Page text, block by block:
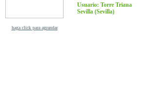
haga click para agrandar
Usuario: Torre Triana
Sevilla (Sevilla)